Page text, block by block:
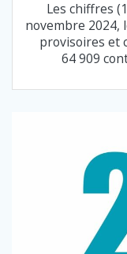
Les chiffres
novembre 2024,
provisoires et
64 909